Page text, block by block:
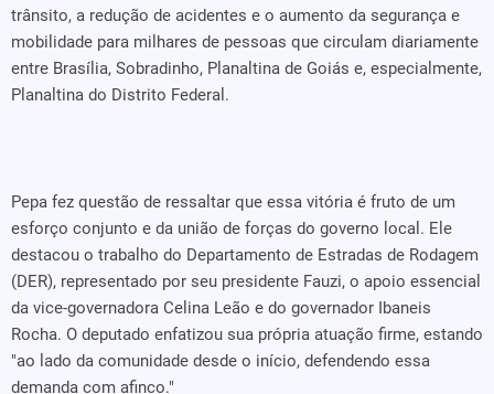
trânsito, a redução de acidentes e o aumento da segurança e
mobilidade para milhares de pessoas que circulam diariamente
entre Brasília, Sobradinho, Planaltina de Goiás e, especialmente,
Planaltina do Distrito Federal.
Pepa fez questão de ressaltar que essa vitória é fruto de um
esforço conjunto e da união de forças do governo local. Ele
destacou o trabalho do Departamento de Estradas de Rodagem
(DER), representado por seu presidente Fauzi, o apoio essencial
da vice-governadora Celina Leão e do governador Ibaneis
Rocha. O deputado enfatizou sua própria atuação firme, estando
"ao lado da comunidade desde o início, defendendo essa
demanda com afinco."